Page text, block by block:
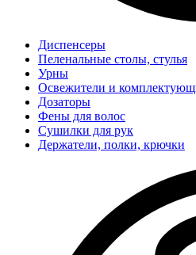
Диспенсеры
Пеленальные столы, стулья
Урны
Освежители и
Дозаторы
Фены для волос
Сушилки для рук
Держатели, полки, крючки